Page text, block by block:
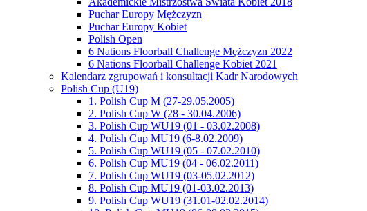
Puchar Europy Mężczyzn
Puchar Europy Kobiet
Polish Open
6 Nations Floorball Challenge Mężczyzn 2022
6 Nations Floorball Challenge Kobiet 2021
Kalendarz zgrupowań i konsultacji Kadr Narodowych
Polish Cup (U19)
1. Polish Cup M (27-29.05.2005)
2. Polish Cup W (28 - 30.04.2006)
3. Polish Cup WU19 (01 - 03.02.2008)
4. Polish Cup MU19 (6-8.02.2009)
5. Polish Cup WU19 (05 - 07.02.2010)
6. Polish Cup MU19 (04 - 06.02.2011)
7. Polish Cup WU19 (03-05.02.2012)
8. Polish Cup MU19 (01-03.02.2013)
9. Polish Cup WU19 (31.01-02.02.2014)